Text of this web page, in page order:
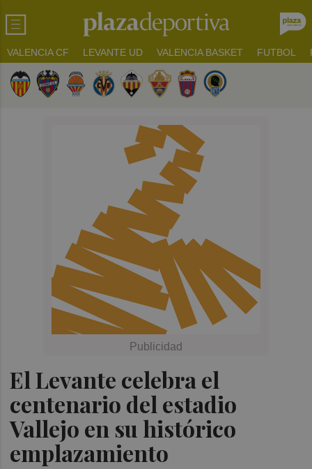
VALENCIA CF LEVANTE UD VALENCIA BASKET FUTBOL
El Levante celebra el
centenario del estadio
Vallejo en su histórico
emplazamiento